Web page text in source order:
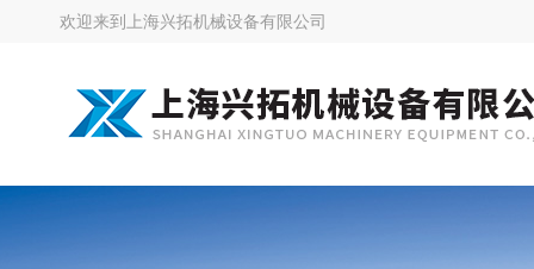
欢迎来到 上海兴拓机械设备有限公司